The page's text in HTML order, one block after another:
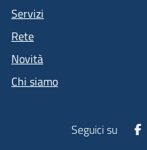
Servizi
Rete
Novità
Chi siamo
Seguici su